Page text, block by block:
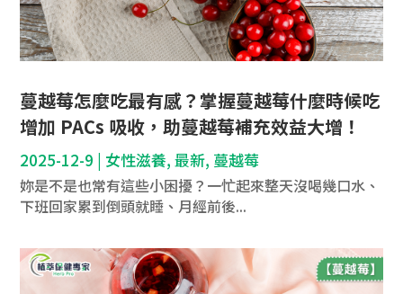
蔓越莓怎麼吃最有感？掌握蔓越莓什麼時候吃
增加 PACs 吸收，助蔓越莓補充效益大增！
2025-12-9 | 女性滋養,最新, 蔓越莓
妳是不是也常有這些小困擾？一忙起來整天沒喝幾口水、
下班回家累到倒頭就睡、月經前後...